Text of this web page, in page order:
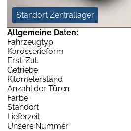
Standort Zentrallager
Allgemeine Daten:
Fahrzeugtyp
Karosserieform
Erst-Zul.
Getriebe
Kilometerstand
Anzahl der Türen
Farbe
Standort
Lieferzeit
Unsere Nummer